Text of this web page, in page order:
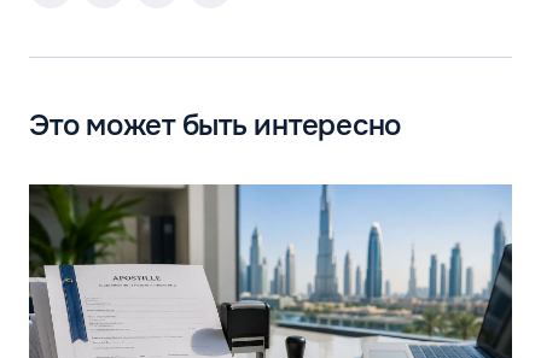
Это может быть интересно